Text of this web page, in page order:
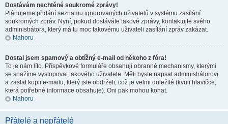
Dostávám nechtěné soukromé zprávy!
Plánujeme přidání seznamu ignorovaných uživatelů v systému zasílání
soukromých zpráv. Nyní, pokud dostáváte takové zprávy, kontaktujte svého
administrátora, který má tu moc takovému uživateli zasílání zpráv zakázat.
Nahoru
Dostal jsem spamový a obtížný e-mail od někoho z fóra!
To je nám líto. Příspěvkové formuláře obsahují obranné mechanismy, kterými
se snažíme vystopovat takového uživatele. Měli byste napsat administrátorovi
a zaslat kopii e-mailu, který jste obdrželi, což je velmi důležité (kvůli hlavičce,
která potřebné informace obsahuje). Oni pak mohou konat.
Nahoru
Přátelé a nepřátelé